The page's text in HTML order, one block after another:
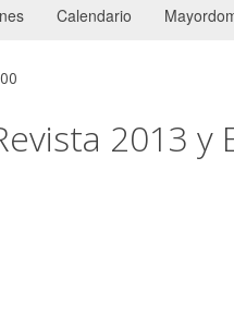
Calendario
2013 y